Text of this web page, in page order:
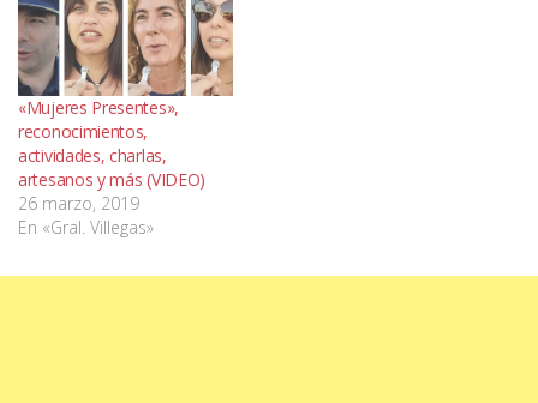
«Mujeres Presentes»,
reconocimientos,
actividades, charlas,
artesanos y más (VIDEO)
26 marzo, 2019
En «Gral. Villegas»